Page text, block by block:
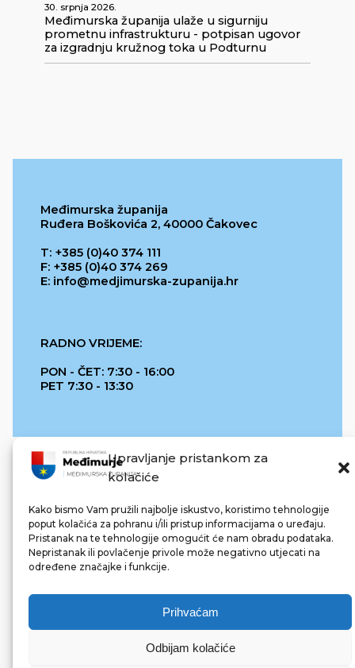
Upravljanje pristankom za
kolačiće
Kako bismo Vam pružili najbolje iskustvo, koristimo tehnologije
poput kolačića za pohranu i/ili pristup informacijama o uređaju.
Pristanak na te tehnologije omogućit će nam obradu podataka.
Nepristanak ili povlačenje privole može negativno utjecati na
određene značajke i funkcije.
Prihvaćam
Odbijam kolačiće
30. srpnja 2026.
Međimurska županija ulaže u sigurniju
prometnu infrastrukturu - potpisan ugovor
za izgradnju kružnog toka u Podturnu
Međimurska županija
Ruđera Boškovića 2, 40000 Čakovec
T: +385 (0)40 374 111
F: +385 (0)40 374 269
E: info@medjimurska-zupanija.hr
RADNO VRIJEME:
PON - ČET: 7:30 - 16:00
PET 7:30 - 13:30
REPUBLIKA HRVATSKA
© 2022 Međimurska županija. Sva prava pridržana.